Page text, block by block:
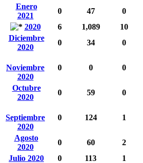
Enero
2021
0 47 0
2020
6 1,089 10
Diciembre
2020
0 34 0
Noviembre
2020
0 0 0
Octubre
2020
0 59 0
Septiembre
2020
0 124 1
Agosto
2020
0 60 2
Julio 2020
0 113 1